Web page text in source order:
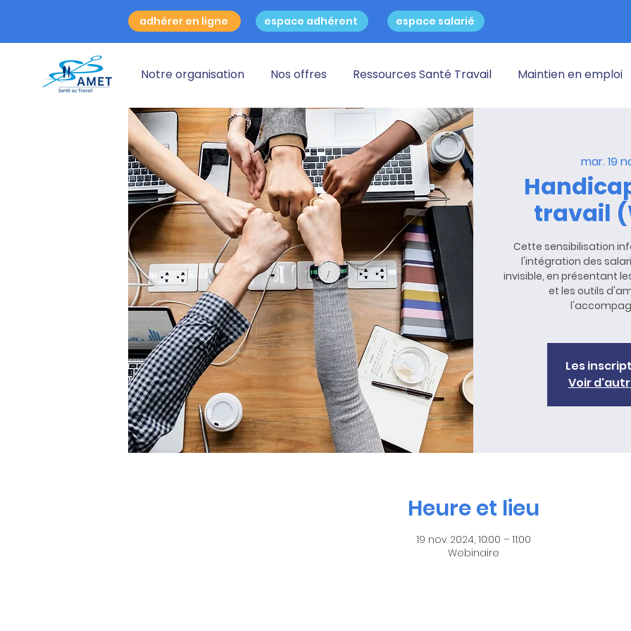
adhérer en ligne espace adhérent espace salarié
Notre organisation Nos offres Ressources Santé Travail Maintien en emploi
mar. 19
travail
Cette sensibilisation
l'intégration des
invisible, en présentant
et les outils
Les
Voir
Heure et lieu
19 nov. 2024, 10:00 – 11:00
Webinaire